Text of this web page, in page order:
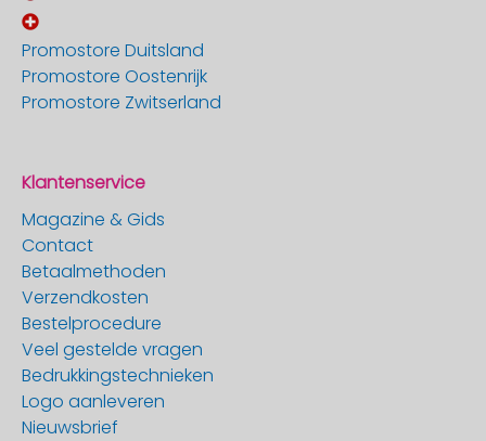
Promostore Duitsland
Promostore Oostenrijk
Promostore Zwitserland
Klantenservice
Magazine & Gids
Contact
Betaalmethoden
Verzendkosten
Bestelprocedure
Veel gestelde vragen
Bedrukkingstechnieken
Logo aanleveren
Nieuwsbrief